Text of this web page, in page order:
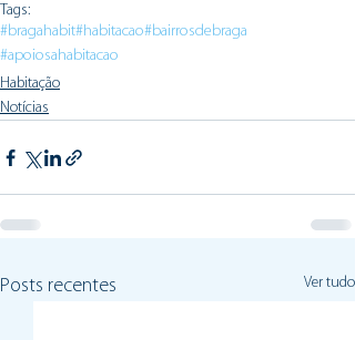
Tags:
#bragahabit#habitacao#bairrosdebraga
#apoiosahabitacao
Habitação
Notícias
Posts recentes Ver tudo